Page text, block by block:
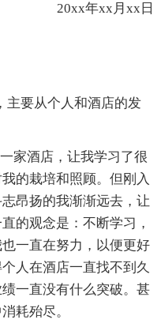
20xx年xx月xx日
主要从个人和酒店的发
家酒店，让我学习了很
的栽培和照顾。但刚入
昂扬的我渐渐远去，让
的观念是：不断学习，
一直在努力，以便更好
人在酒店一直找不到久
一直没有什么突破。甚
耗殆尽。